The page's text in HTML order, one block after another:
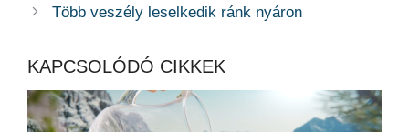
Több veszély leselkedik ránk nyáron
KAPCSOLÓDÓ CIKKEK